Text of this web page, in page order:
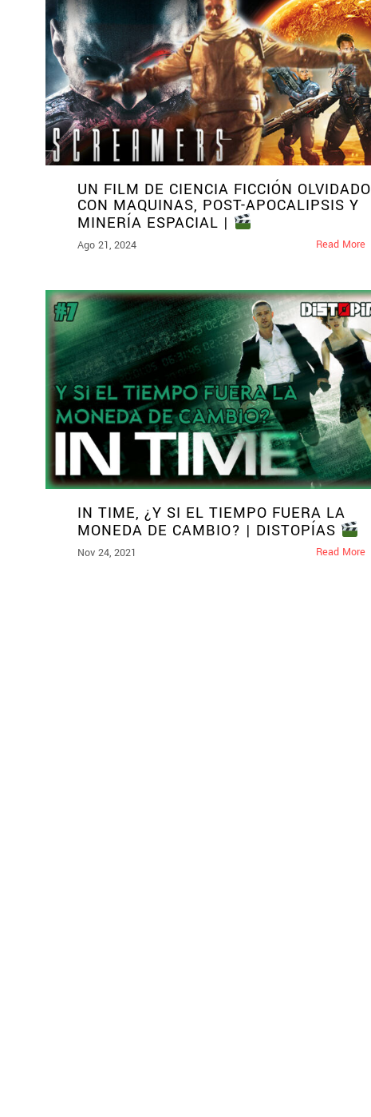
UN FILM DE CIENCIA FICCIÓN OLVIDADO
CON MAQUINAS, POST-APOCALIPSIS Y
MINERÍA ESPACIAL |
Ago 21, 2024 Read More
IN TIME, ¿Y SI EL TIEMPO FUERA LA
MONEDA DE CAMBIO? | DISTOPÍAS
Nov 24, 2021 Read More